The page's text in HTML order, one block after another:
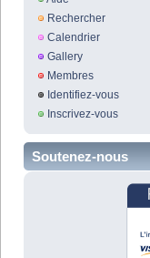
Rechercher
Calendrier
Gallery
Membres
Identifiez-vous
Inscrivez-vous
Soutenez-nous